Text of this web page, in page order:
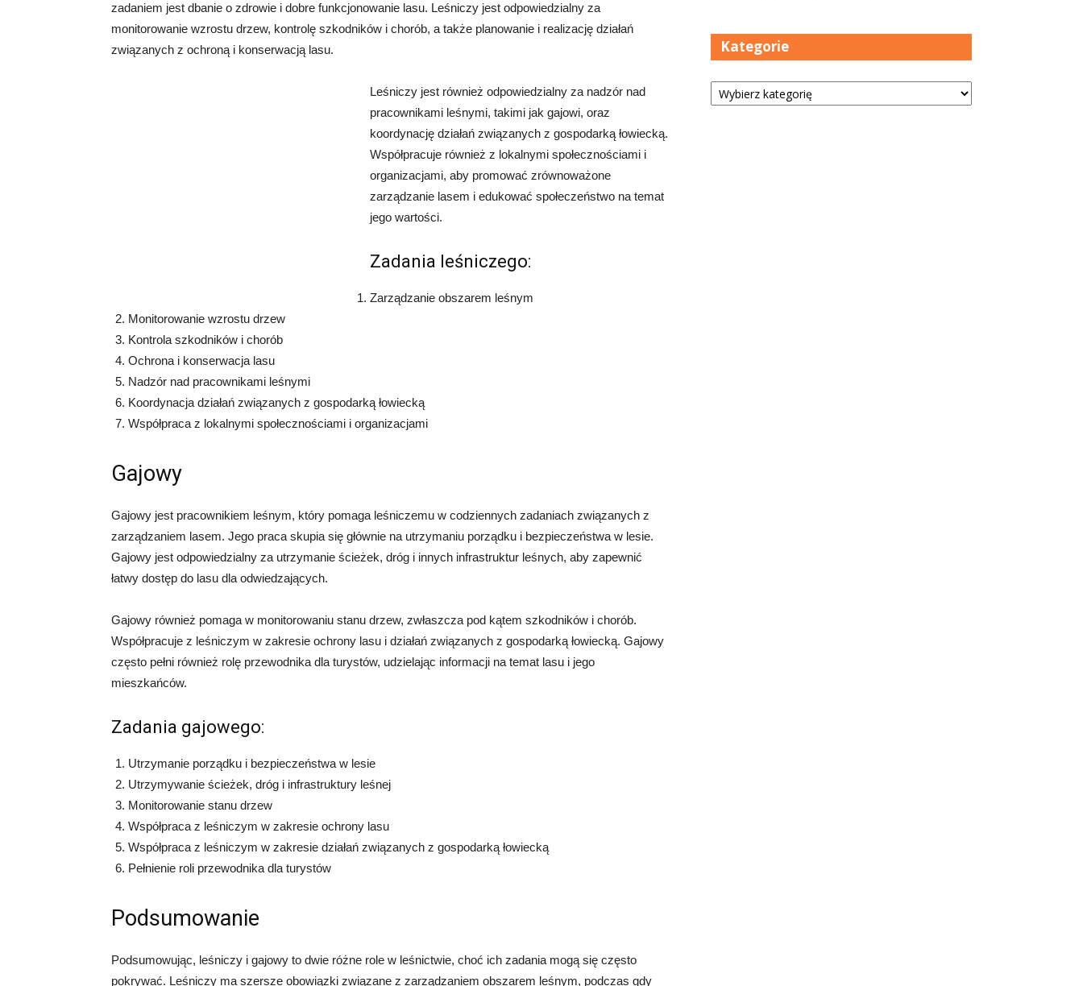
zadaniem jest dbanie o zdrowie i dobre funkcjonowanie lasu. Leśniczy jest odpowiedzialny za
monitorowanie wzrostu drzew, kontrolę szkodników i chorób, a także planowanie i realizację działań
związanych z ochroną i konserwacją lasu.
Leśniczy jest również odpowiedzialny za nadzór nad
pracownikami leśnymi, takimi jak gajowi, oraz
koordynację działań związanych z gospodarką łowiecką.
Współpracuje również z lokalnymi społecznościami i
organizacjami, aby promować zrównoważone
zarządzanie lasem i edukować społeczeństwo na temat
jego wartości.
Zadania leśniczego:
Zarządzanie obszarem leśnym
Monitorowanie wzrostu drzew
Kontrola szkodników i chorób
Ochrona i konserwacja lasu
Nadzór nad pracownikami leśnymi
Koordynacja działań związanych z gospodarką łowiecką
Współpraca z lokalnymi społecznościami i organizacjami
Gajowy
Gajowy jest pracownikiem leśnym, który pomaga leśniczemu w codziennych zadaniach związanych z
zarządzaniem lasem. Jego praca skupia się głównie na utrzymaniu porządku i bezpieczeństwa w lesie.
Gajowy jest odpowiedzialny za utrzymanie ścieżek, dróg i innych infrastruktur leśnych, aby zapewnić
łatwy dostęp do lasu dla odwiedzających.
Gajowy również pomaga w monitorowaniu stanu drzew, zwłaszcza pod kątem szkodników i chorób.
Współpracuje z leśniczym w zakresie ochrony lasu i działań związanych z gospodarką łowiecką. Gajowy
często pełni również rolę przewodnika dla turystów, udzielając informacji na temat lasu i jego
mieszkańców.
Zadania gajowego:
Utrzymanie porządku i bezpieczeństwa w lesie
Utrzymywanie ścieżek, dróg i infrastruktury leśnej
Monitorowanie stanu drzew
Współpraca z leśniczym w zakresie ochrony lasu
Współpraca z leśniczym w zakresie działań związanych z gospodarką łowiecką
Pełnienie roli przewodnika dla turystów
Podsumowanie
Podsumowując, leśniczy i gajowy to dwie różne role w leśnictwie, choć ich zadania mogą się często
pokrywać. Leśniczy ma szersze obowiązki związane z zarządzaniem obszarem leśnym, podczas gdy
Kategorie
Kategorie